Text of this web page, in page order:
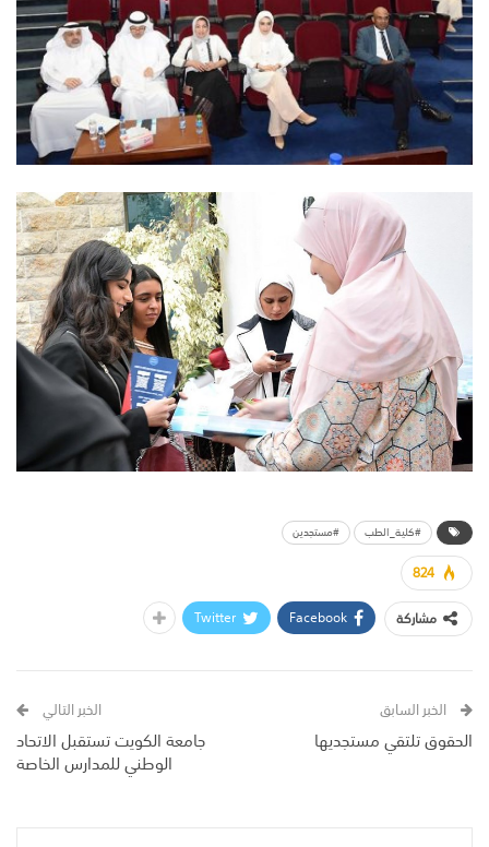
#كلية_الطب #مستجدين
824
مشاركة
Facebook
Twitter
الخبر السابق
الحقوق تلتقي مستجديها
الخبر التالي
جامعة الكويت تستقبل الاتحاد
الوطني للمدارس الخاصة